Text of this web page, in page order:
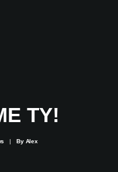
TY!
| By Alex